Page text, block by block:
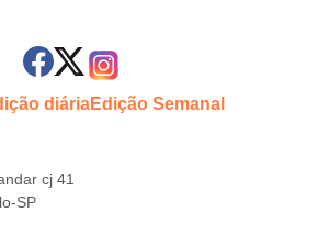
diáriaEdição Semanal
cj 41
SP